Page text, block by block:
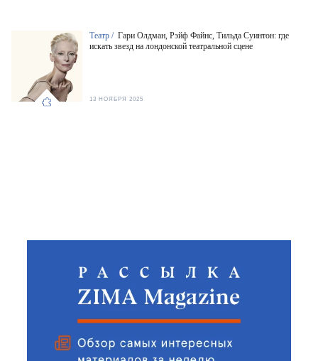
Театр / Гари Олдман, Рэйф Файнс, Тильда Суинтон: где
искать звезд на лондонской театральной сцене
13 НОЯБРЯ 2025